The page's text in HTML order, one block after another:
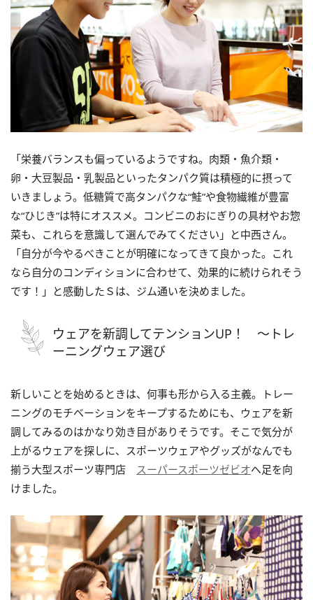
「栄養バランスも偏っているようですね。肉類・魚介類・
卵・大豆製品・乳製品といったタンパク質は積極的に摂って
いきましょう。低糖質で高タンパクな“鮭”や食物繊維が豊富
な“ひじき”は特にオススメ。コンビニのおにぎりの具材やお惣
菜も、これらを意識して選んでみてください」と中西さん。
「自分が今やるべきことが明確になってきて良かった。これ
なら自分のコンディションに合わせて、効果的に続けられそう
です！」と感動したＳは、ジム通いを決めました。
ウェアを新調してテンションUP！ ～トレ
ーニングウェア選び
新しいことを始めるときは、何事も形から入る主義。トレー
ニングのモチベーションをキープするためにも、ウェアを新
調してみるのはかなり効き目がありそうです。そこで気分が
上がるウェアを探しに、スポーツウェアやグッズがなんでも
揃う大型スポーツ専門店 スーパースポーツゼビオへ足を向
けました。